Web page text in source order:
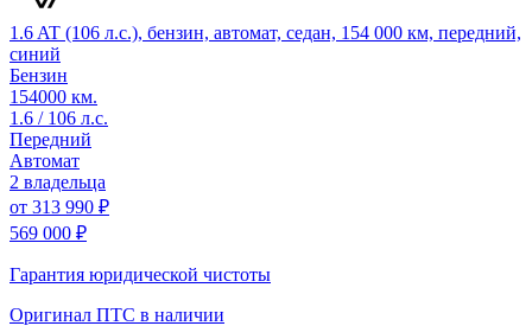
1.6 AT (106 л.с.), бензин, автомат, седан, 154 000 км, передний,
синий
Бензин
154000 км.
1.6 / 106 л.с.
Передний
Автомат
2 владельца
от 313 990 ₽
569 000 ₽
Гарантия юридической чистоты
Оригинал ПТС в наличии